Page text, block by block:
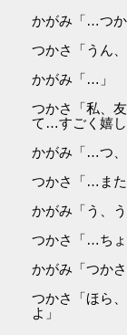
かがみ「…つか
つかさ「うん
かがみ「…」
つかさ「私、
て…すごく嬉し
かがみ「…つ
つかさ「…ま
かがみ「う、
つかさ「…ち
かがみ「つか
つかさ「ほら
よ」